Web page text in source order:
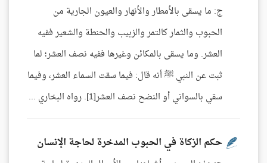
ج: ما يسقى بالأمطار والأنهار والعيون الجارية من
الحبوب والثمار كالتمر والزبيب والحنطة والشعير ففيه
العشر. وما يسقى بالمكائن وغيرها ففيه نصف العشر؛ لما
ثبت عن النبي ﷺ أنه قال: فيما سقت السماء العشر، وفيما
سقي بالسواني أو النضح نصف العشر[1]. رواه البخاري ...
حكم الزكاة في الحبوب المدخرة لحاجة الإنسان